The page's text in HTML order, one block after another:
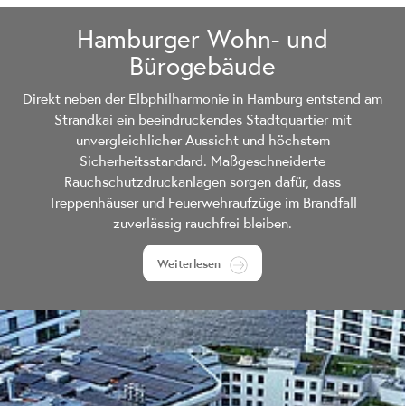
Hamburger Wohn- und
Bürogebäude
Direkt neben der Elbphilharmonie in Hamburg entstand am
Strandkai ein beeindruckendes Stadtquartier mit
unvergleichlicher Aussicht und höchstem
Sicherheitsstandard. Maßgeschneiderte
Rauchschutzdruckanlagen sorgen dafür, dass
Treppenhäuser und Feuerwehraufzüge im Brandfall
zuverlässig rauchfrei bleiben.
Weiterlesen